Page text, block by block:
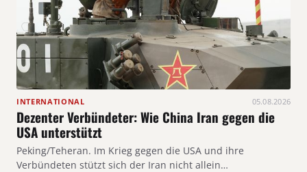
INTERNATIONAL 05.08.2026
Dezenter Verbündeter: Wie China Iran gegen die
USA unterstützt
Peking/Teheran. Im Krieg gegen die USA und ihre
Verbündeten stützt sich der Iran nicht allein…